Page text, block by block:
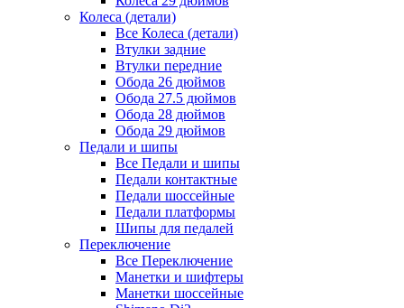
Колеса (детали)
Все Колеса (детали)
Втулки задние
Втулки передние
Обода 26 дюймов
Обода 27.5 дюймов
Обода 28 дюймов
Обода 29 дюймов
Педали и шипы
Все Педали и шипы
Педали контактные
Педали шоссейные
Педали платформы
Шипы для педалей
Переключение
Все Переключение
Манетки и шифтеры
Манетки шоссейные